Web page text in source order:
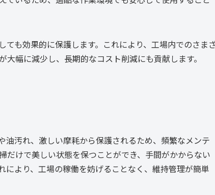
も効果的に保護します。これにより、工場内でのさま
幅に減少し、長期的なコスト削減にも貢献します。
汚れ、激しい摩耗から保護されるため、頻繁なメンテ
けで美しい状態を保つことができ、手間がかからない
より、工場の稼働を妨げることなく、維持管理が簡単